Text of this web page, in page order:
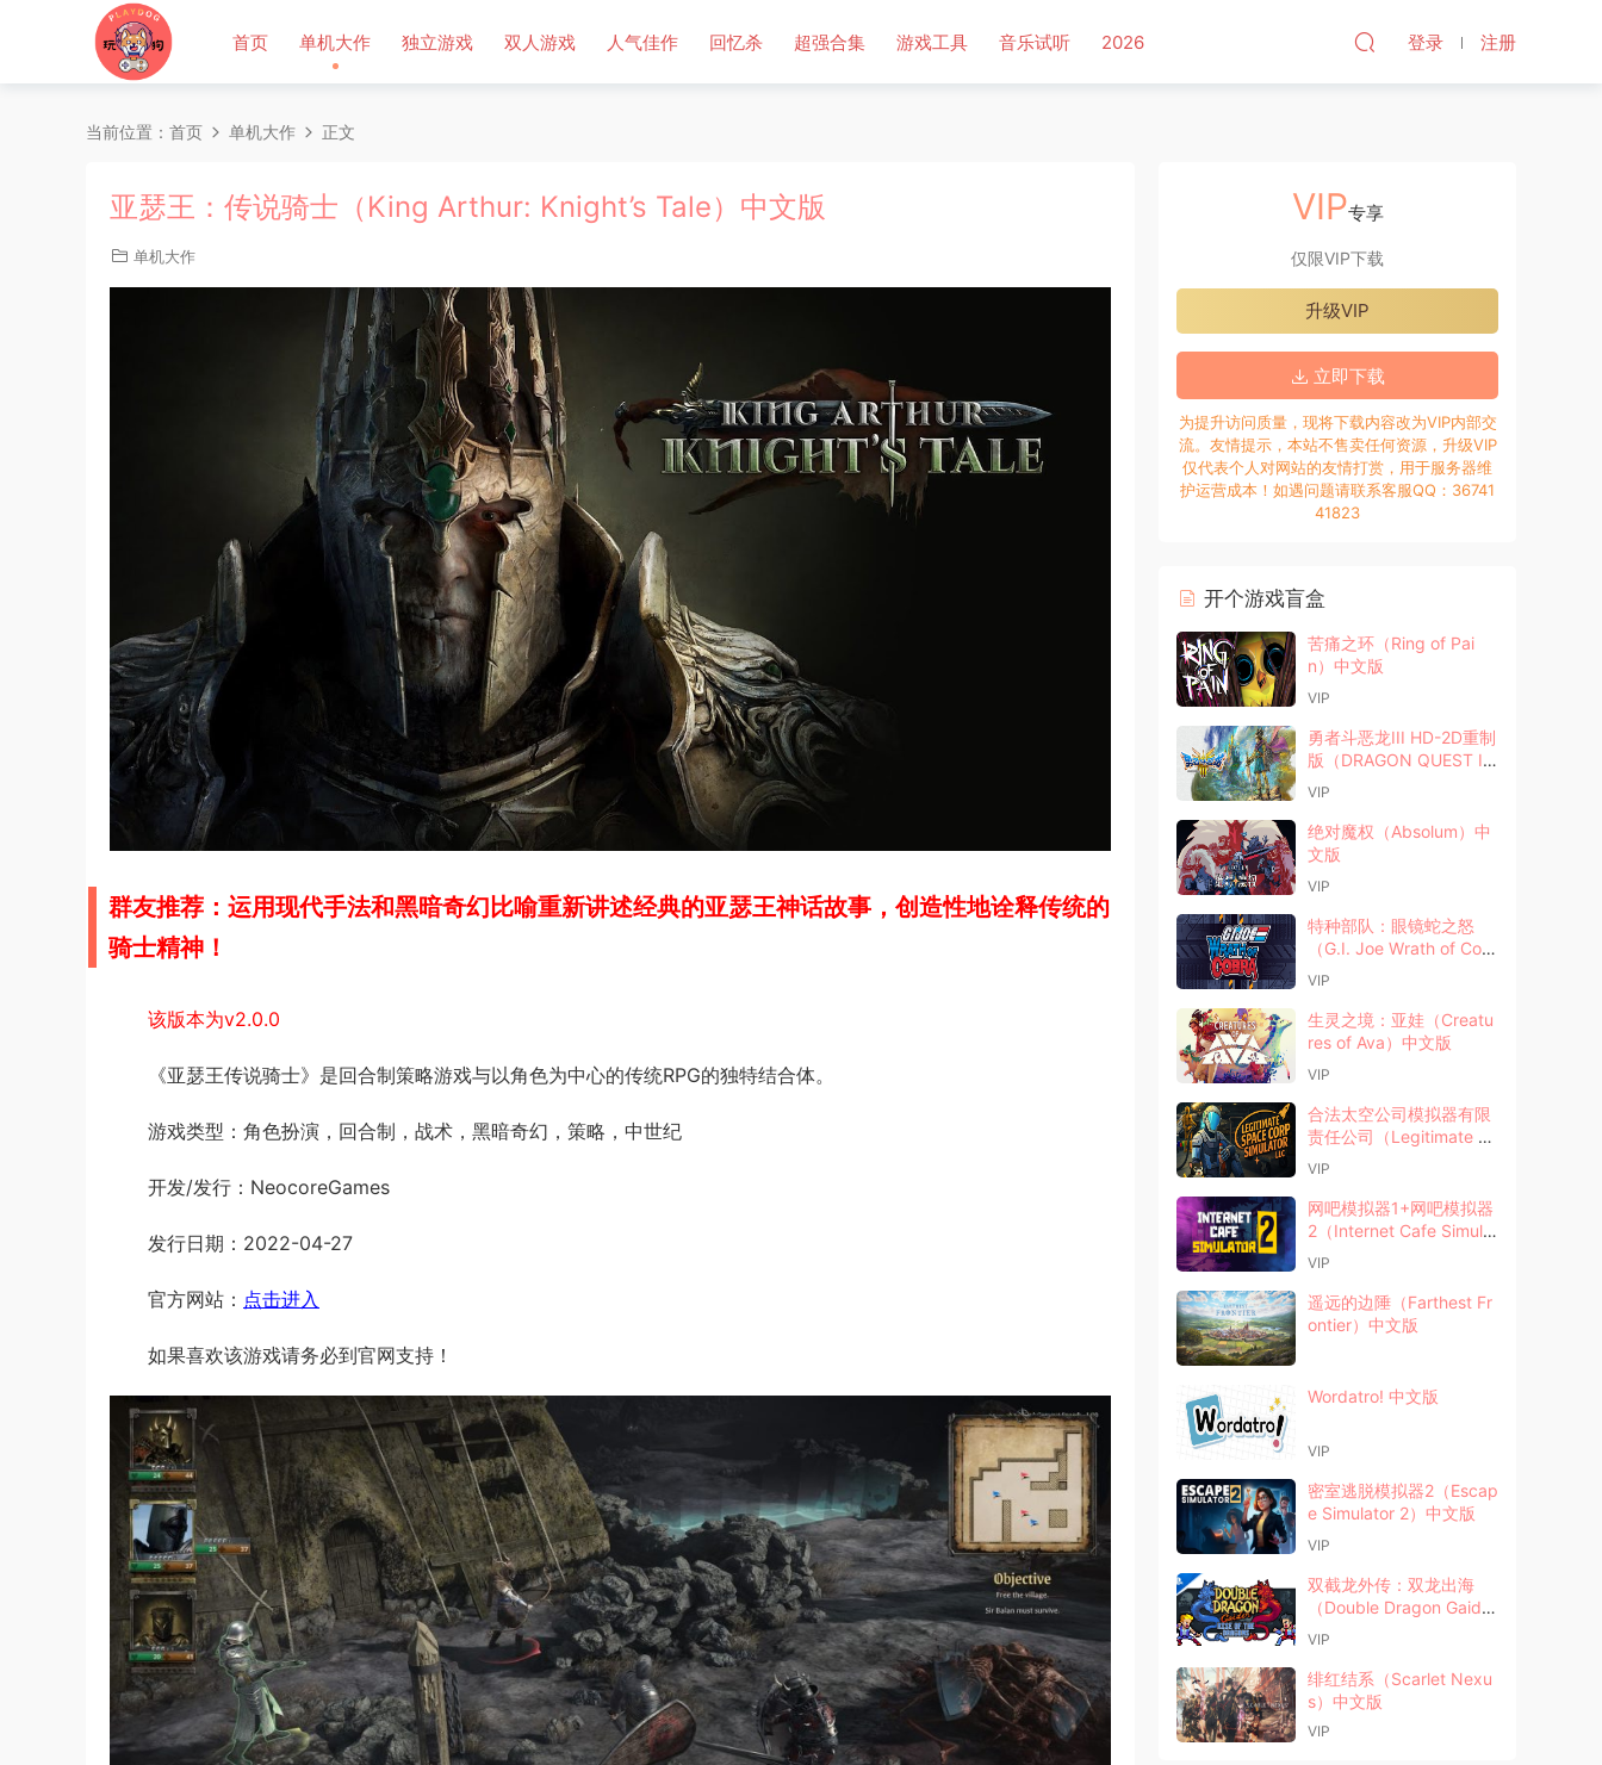
首页 单机大作 独立游戏 双人游戏 人气佳作 回忆杀 超强合集 游戏工具 音乐试听 2026 登录 注册
当前位置： 首页 单机大作 正文
亚瑟王：传说骑士（King Arthur: Knight’s Tale）中文版
单机大作
群友推荐：运用现代手法和黑暗奇幻比喻重新讲述经典的亚瑟王神话故事，创造性地诠释传统的
骑士精神！
该版本为v2.0.0
《亚瑟王传说骑士》是回合制策略游戏与以角色为中心的传统RPG的独特结合体。
游戏类型：角色扮演，回合制，战术，黑暗奇幻，策略，中世纪
开发/发行：NeocoreGames
发行日期：2022-04-27
官方网站： 点击进入
如果喜欢该游戏请务必到官网支持！
VIP专享
仅限VIP下载
升级VIP
立即下载
为提升访问质量，现将下载内容改为VIP内部交
流。友情提示，本站不售卖任何资源，升级VIP
仅代表个人对网站的友情打赏，用于服务器维
护运营成本！如遇问题请联系客服QQ：36741
41823
开个游戏盲盒
苦痛之环（Ring of Pai
n）中文版
VIP
勇者斗恶龙III HD-2D重制
版（DRAGON QUEST III
HD-2D Remake）中文版
VIP
绝对魔权（Absolum）中
文版
VIP
特种部队：眼镜蛇之怒
（G.I. Joe Wrath of Cobr
a）中文版
VIP
生灵之境：亚娃（Creatu
res of Ava）中文版
VIP
合法太空公司模拟器有限
责任公司（Legitimate S
pace Corp Simulator LL
VIP
网吧模拟器1+网吧模拟器
2（Internet Cafe Simulat
or）中文版
VIP
遥远的边陲（Farthest Fr
ontier）中文版
Wordatro! 中文版
VIP
密室逃脱模拟器2（Escap
e Simulator 2）中文版
VIP
双截龙外传：双龙出海
（Double Dragon Gaide
n）中文版
VIP
绯红结系（Scarlet Nexu
s）中文版
VIP